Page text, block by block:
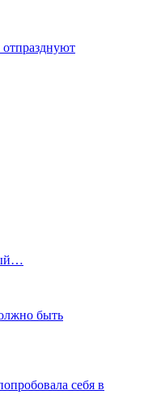
отпразднуют
быть
себя в